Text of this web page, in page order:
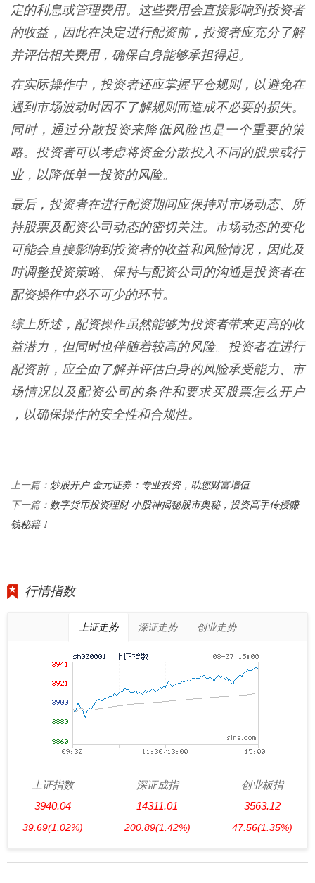
定的利息或管理费用。这些费用会直接影响到投资者
的收益，因此在决定进行配资前，投资者应充分了解
并评估相关费用，确保自身能够承担得起。
在实际操作中，投资者还应掌握平仓规则，以避免在
遇到市场波动时因不了解规则而造成不必要的损失。
同时，通过分散投资来降低风险也是一个重要的策
略。投资者可以考虑将资金分散投入不同的股票或行
业，以降低单一投资的风险。
最后，投资者在进行配资期间应保持对市场动态、所
持股票及配资公司动态的密切关注。市场动态的变化
可能会直接影响到投资者的收益和风险情况，因此及
时调整投资策略、保持与配资公司的沟通是投资者在
配资操作中必不可少的环节。
综上所述，配资操作虽然能够为投资者带来更高的收
益潜力，但同时也伴随着较高的风险。投资者在进行
配资前，应全面了解并评估自身的风险承受能力、市
场情况以及配资公司的条件和要求买股票怎么开户
，以确保操作的安全性和合规性。
上一篇： 炒股开户 金元证券：专业投资，助您财富增值
下一篇： 数字货币投资理财 小股神揭秘股市奥秘，投资高手传授赚
钱秘籍！
行情指数
上证走势 深证走势 创业走势
上证指数
3940.04
39.69(1.02%)
深证成指
14311.01
200.89(1.42%)
创业板指
3563.12
47.56(1.35%)